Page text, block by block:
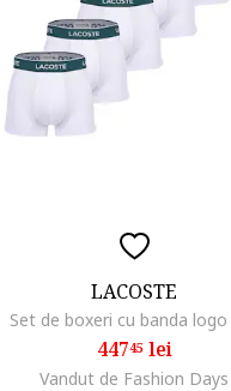
LACOSTE
44745lei
Vandut de Fashion Days